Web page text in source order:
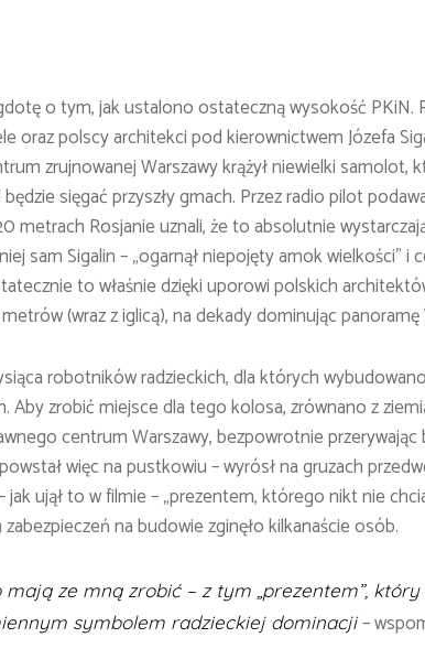
o tym, jak ustalono ostateczną wysokość PKiN.
oraz polscy architekci pod kierownictwem Józefa
zrujnowanej Warszawy krążył niewielki samolot,
sięgać przyszły gmach. Przez radio pilot
metrach Rosjanie uznali, że to absolutnie
sam Sigalin – „ogarnął niepojęty amok wielkości” i
to właśnie dzięki uporowi polskich
(wraz z iglicą), na dekady dominując panoramę
robotników radzieckich, dla których
Aby zrobić miejsce dla tego kolosa, zrównano z
centrum Warszawy, bezpowrotnie przerywając
więc na pustkowiu – wyrósł na gruzach
ujął to w filmie – „prezentem, którego nikt nie
na budowie zginęło kilkanaście osób.
ze mną zrobić – z tym „prezentem”,
symbolem radzieckiej dominacji–